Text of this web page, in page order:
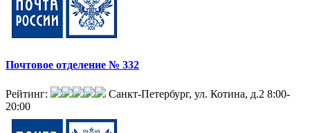
Почтовое отделение № 332
Рейтинг: Санкт-Петербург, ул. Котина, д.2 8:00-
20:00